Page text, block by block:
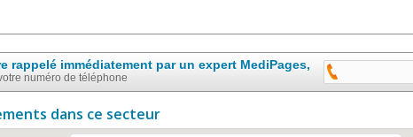
rappelé immédiatement par un expert MediPages,
numéro de téléphone
dans ce secteur